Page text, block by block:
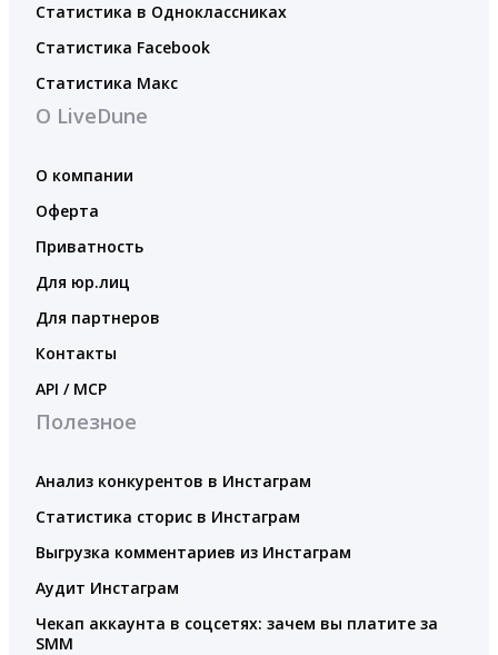
Статистика в Одноклассниках
Статистика Facebook
Статистика Макс
О LiveDune
О компании
Оферта
Приватность
Для юр.лиц
Для партнеров
Контакты
API / MCP
Полезное
Анализ конкурентов в Инстаграм
Статистика сторис в Инстаграм
Выгрузка комментариев из Инстаграм
Аудит Инстаграм
Чекап аккаунта в соцсетях: зачем вы платите за
SMM